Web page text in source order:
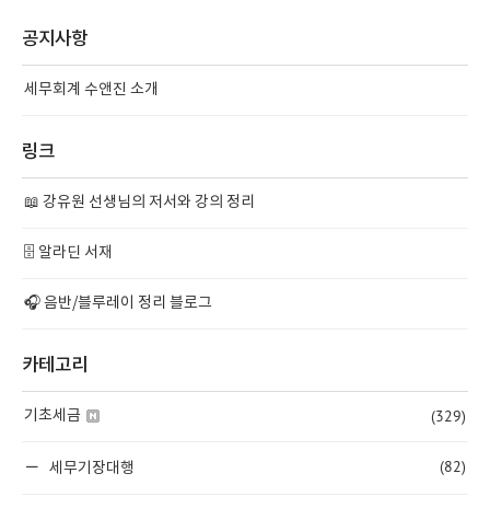
공지사항
세무회계 수앤진 소개
링크
📖 강유원 선생님의 저서와 강의 정리
🗄️ 알라딘 서재
🎧 음반/블루레이 정리 블로그
카테고리
기초세금 (329)
세무기장대행 (82)